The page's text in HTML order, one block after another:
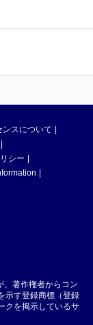
ンスについて
シー
、著作権者からコン
示す登録商標（登録
クを掲示しているサ